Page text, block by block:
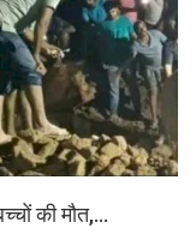
की मौत,...